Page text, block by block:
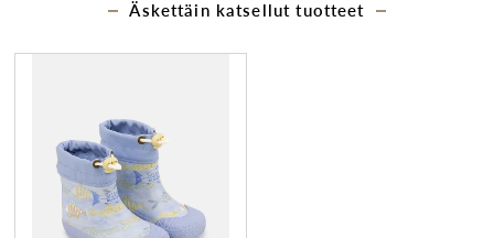
Äskettäin katsellut tuotteet